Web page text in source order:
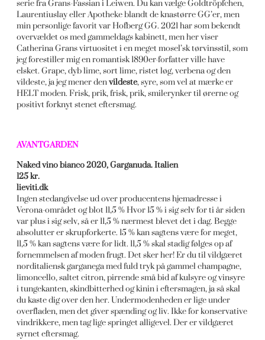
serie fra Grans-Fassian i Leiwen. Du kan vælge Goldtröpfchen,
Laurentiuslay eller Apotheke blandt de knastørre GG’er, men
min personlige favorit var Hofberg GG. 2021 har som bekendt
overvældet os med gammeldags kabinett, men her viser
Catherina Grans virtuositet i en meget mosel’sk tørvinsstil, som
jeg forestiller mig en romantisk 1890er-forfatter ville have
elsket. Grape, dyb lime, sort lime, ristet løg, verbena og den
vildeste, ja jeg mener denvildeste, syre, som vel at mærke er
HELT moden. Frisk, prik, frisk, prik, smilerynker til ørerne og
positivt forknyt stenet eftersmag.
AVANTGARDEN
Naked vino bianco 2020, Garganuda. Italien
125 kr.
lieviti.dk
Ingen stedangivelse ud over producentens hjemadresse i
Verona-området og blot 11,5 % Hvor 15 % i sig selv for ti år siden
var plus i sig selv, så er 11,5 % nærmest blevet det i dag. Begge
absolutter er skrupforkerte. 15 % kan sagtens være for meget,
11,5 % kan sagtens være for lidt. 11,5 % skal stadig følges op af
fornemmelsen af moden frugt. Det sker her! Er du til vildgæret
norditaliensk garganega med fuld tryk på gammel champagne,
limoncello, saltet citron, pirrende små bid af kulsyre og vinsyre
i tungekanten, skindbitterhed og kinin i eftersmagen, ja så skal
du kaste dig over den her. Undermodenheden er lige under
overfladen, men det giver spænding og liv. Ikke for konservative
vindrikkere, men tag lige springet alligevel. Der er vildgæret
syrnet eftersmag.